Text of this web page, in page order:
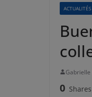
ACTUALITÉS
Gabrielle
0 Shares